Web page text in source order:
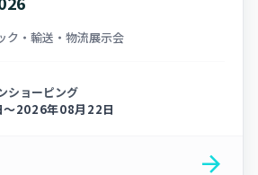
ク・輸送・物流展示会
ショーピング
2026年08月22日
arrow_forward